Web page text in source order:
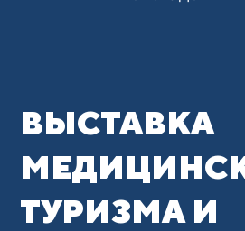
ВЫСТАВКА
ТУРИЗМА И